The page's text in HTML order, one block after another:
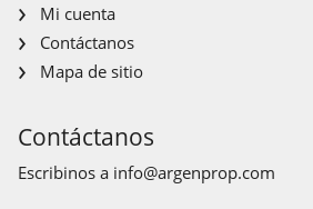
Mi cuenta
Contáctanos
Mapa de sitio
Contáctanos
Escribinos a info@argenprop.com